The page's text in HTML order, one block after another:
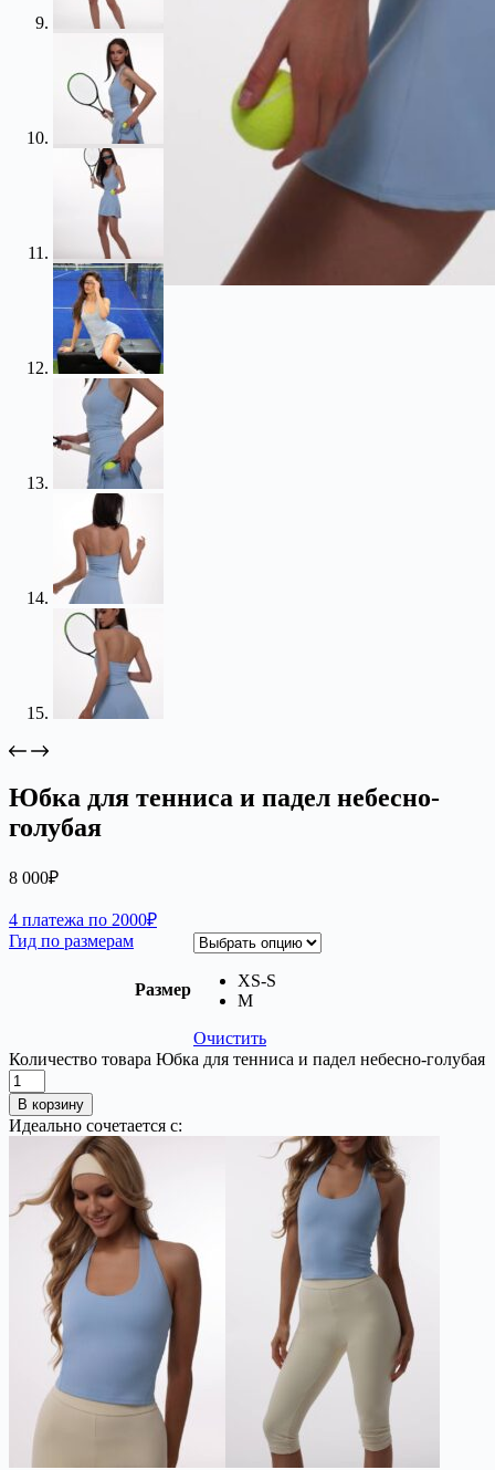
Юбка для тенниса и падел небесно-
голубая
8 000₽
4 платежа по 2000₽
Гид по размерам
Размер
XS-S
M
Очистить
Количество товара Юбка для тенниса и падел небесно-голубая
В корзину
Идеально сочетается с: